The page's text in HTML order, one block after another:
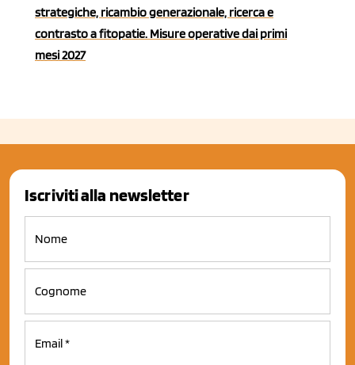
strategiche, ricambio generazionale, ricerca e
contrasto a fitopatie. Misure operative dai primi
mesi 2027
Iscriviti alla newsletter